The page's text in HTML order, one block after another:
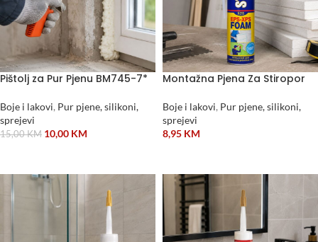
Pištolj za Pur Pjenu BM745-7*
Boje i lakovi, Pur pjene, silikoni,
sprejevi
15,00KM 10,00 KM
Montažna Pjena Za Stiropor
Boje i lakovi, Pur pjene, silikoni,
sprejevi
8,95 KM